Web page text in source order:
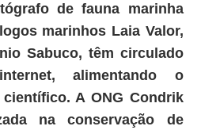
de fauna marinha
marinhos Laia Valor,
Sabuco, têm circulado
alimentando o
A ONG Condrik
na conservação de